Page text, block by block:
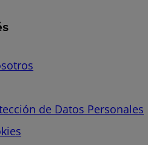
de Datos Personales